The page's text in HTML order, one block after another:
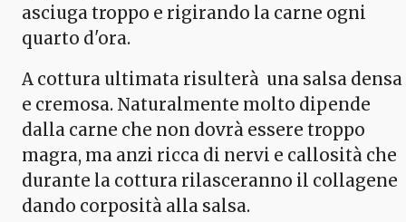
asciuga troppo e rigirando la carne ogni
quarto d'ora.
A cottura ultimata risulterà una salsa densa
e cremosa. Naturalmente molto dipende
dalla carne che non dovrà essere troppo
magra, ma anzi ricca di nervi e callosità che
durante la cottura rilasceranno il collagene
dando corposità alla salsa.